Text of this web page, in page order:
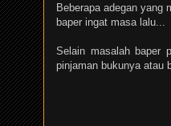
Beberapa adegan yang
baper ingat masa lalu...
Selain masalah baper
pinjaman bukunya atau